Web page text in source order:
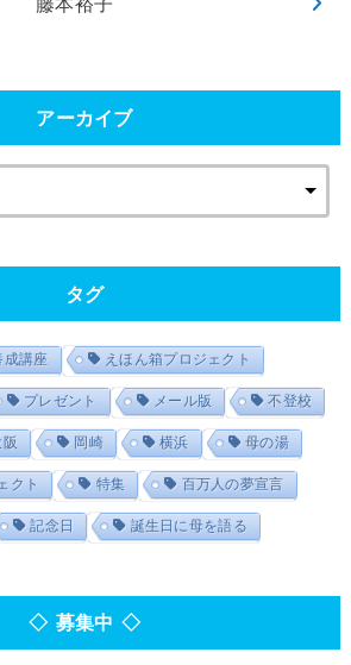
アーカイブ
タグ
成講座 えほん箱プロジェクト
プレゼント メール版 不登校
阪 岡崎 横浜 母の湯
クト 特集 百万人の夢宣言
記念日 誕生日に母を語る
◇ 募集中 ◇